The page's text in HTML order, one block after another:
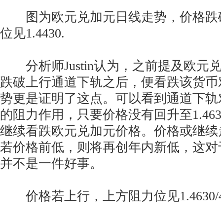
图为欧元兑加元日线走势，价格跌
位见1.4430.
分析师Justin认为，之前提及欧元
跌破上行通道下轨之后，便看跌该货
势更是证明了这点。可以看到通道下
的阻力作用，只要价格没有回升至
继续看跌欧元兑加元价格。价格或继
若价格前低，则将再创年内新低，这
并不是一件好事。
价格若上行，上方阻力位见1.4630/